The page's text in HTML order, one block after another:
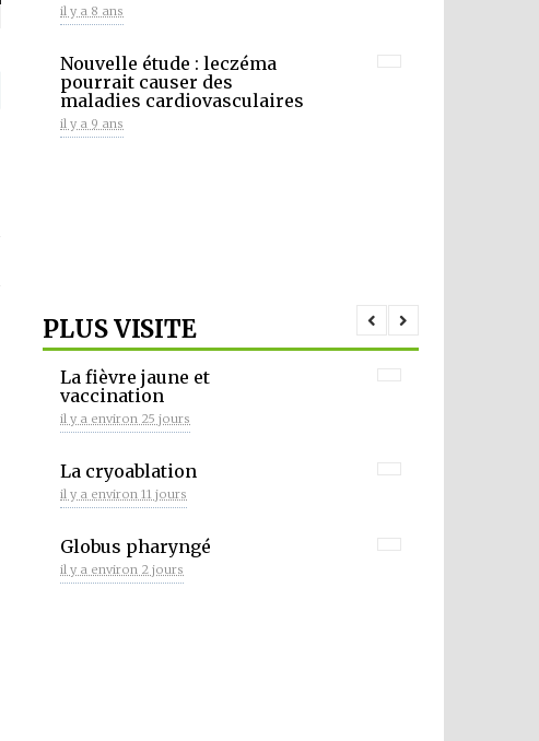
il y a 8 ans
Nouvelle étude : leczéma
pourrait causer des
maladies cardiovasculaires
il y a 9 ans
PLUS VISITE
La fièvre jaune et
vaccination
il y a environ 25 jours
La cryoablation
il y a environ 11 jours
Globus pharyngé
il y a environ 2 jours